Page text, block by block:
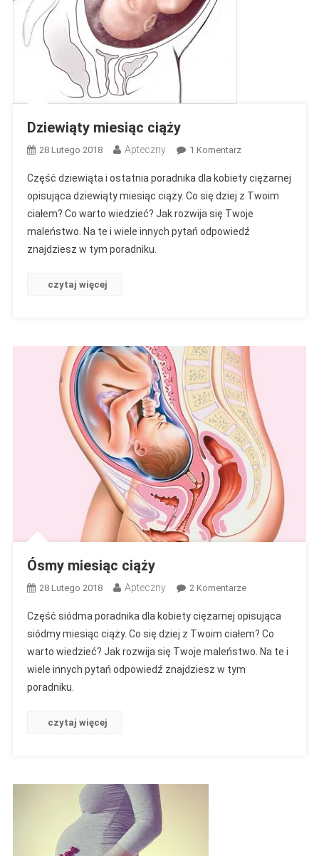
Dziewiąty miesiąc ciąży
28 Lutego 2018 Apteczny 1 KomentarzDo
Miesiąc
Ciąży
Część dziewiąta i ostatnia poradnika dla kobiety ciężarnej
opisująca dziewiąty miesiąc ciąży. Co się dziej z Twoim
ciałem? Co warto wiedzieć? Jak rozwija się Twoje
maleństwo. Na te i wiele innych pytań odpowiedź
znajdziesz w tym poradniku.
czytaj więcej
Ósmy miesiąc ciąży
28 Lutego 2018 Apteczny 2 KomentarzeDo
Miesiąc
Ciąży
Część siódma poradnika dla kobiety ciężarnej opisująca
siódmy miesiąc ciąży. Co się dziej z Twoim ciałem? Co
warto wiedzieć? Jak rozwija się Twoje maleństwo. Na te i
wiele innych pytań odpowiedź znajdziesz w tym
poradniku.
czytaj więcej